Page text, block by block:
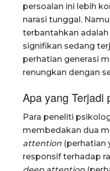
persoalan ini lebih
narasi tunggal.
terbantahkan
signifikan sedang
perhatian generasi
renungkan dengan
Apa yang Terjadi
Para peneliti
membedakan dua
attention (perhatian
responsif terhadap